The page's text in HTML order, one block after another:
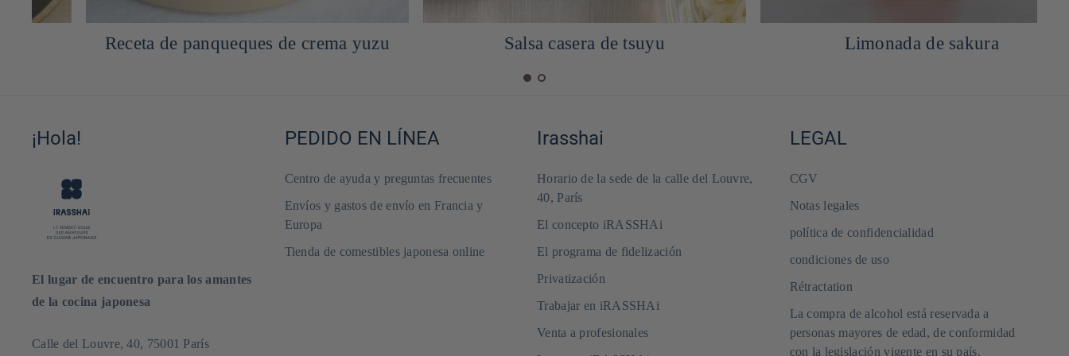
Granola de la casa japonesa Receta de panqueques de crema yuzu Salsa casera de tsuyu
¡Hola!
El lugar de encuentro para los amantes
de la cocina japonesa
Calle del Louvre, 40, 75001 París
PEDIDO EN LÍNEA
Centro de ayuda y preguntas frecuentes
Envíos y gastos de envío en Francia y
Europa
Tienda de comestibles japonesa online
Irasshai
Horario de la sede de la calle del Louvre,
40, París
El concepto iRASSHAi
El programa de fidelización
Privatización
Trabajar en iRASSHAi
Venta a profesionales
LEGAL
CGV
Notas legales
política de confidencialidad
condiciones de uso
Rétractation
La compra de alcohol está reservada a
personas mayores de edad, de conformidad
con la legislación vigente en su país.